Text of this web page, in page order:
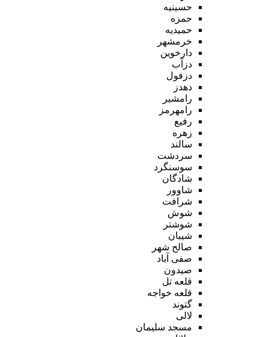
حسینیه
حمزه
حمیدیه
خرمشهر
دارخوین
دزآب
دزفول
دهدز
رامشیر
رامهرمز
رفیع
زهره
سالند
سردشت
سوسنگرد
شادگان
شاوور
شرافت
شوش
شوشتر
شیبان
صالح شهر
صفی آباد
صیدون
قلعه تل
قلعه خواجه
گتوند
لالی
مسجد سلیمان